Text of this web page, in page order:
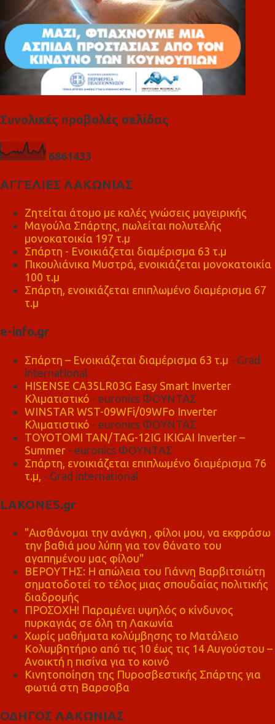
Συνολικές προβολές σελίδας
6861433
ΑΓΓΕΛΙΕΣ ΛΑΚΩΝΙΑΣ
Ζητείται άτομο με καλές γνώσεις μαγειρικής
Μαγούλα Σπάρτης, πωλείται πολυτελής
μονοκατοικία 197 τ.μ
Σπάρτη - Ενοικιάζεται διαμέρισμα 63 τ.μ
Πικουλιάνικα Μυστρά, ενοικιάζεται μονοκατοικία
100 τ.μ
Σπάρτη, ενοικιάζεται επιπλωμένο διαμέρισμα 67
τ.μ
e-info.gr
Σπάρτη – Ενοικιάζεται διαμέρισμα 63 τ.μ - Grad
international
HISENSE CA35LR03G Easy Smart Inverter
Κλιματιστικό - euronics ΦΟΥΝΤΑΣ
WINSTAR WST-09WFi/09WFo Inverter
Κλιματιστικό - euronics ΦΟΥΝΤΑΣ
TOYOTOMI TAN/TAG-12IG IKIGAI Inverter –
Summer - euronics ΦΟΥΝΤΑΣ
Σπάρτη, ενοικιάζεται επιπλωμένο διαμέρισμα 76
τ.μ, - Grad international
LAKONES.gr
"Αισθάνομαι την ανάγκη , φίλοι μου, να εκφράσω
την βαθιά μου λύπη για τον θάνατο του
αγαπημένου μας φίλου"
ΒΕΡΟΥΤΗΣ: Η απώλεια του Γιάννη Βαρβιτσιώτη
σηματοδοτεί το τέλος μιας σπουδαίας πολιτικής
διαδρομής
ΠΡΟΣΟΧΗ! Παραμένει υψηλός ο κίνδυνος
πυρκαγιάς σε όλη τη Λακωνία
Χωρίς μαθήματα κολύμβησης το Ματάλειο
Κολυμβητήριο από τις 10 έως τις 14 Αυγούστου –
Ανοικτή η πισίνα για το κοινό
Κινητοποίηση της Πυροσβεστικής Σπάρτης για
φωτιά στη Βαρσοβα
ΟΔΗΓΟΣ ΛΑΚΩΝΙΑΣ